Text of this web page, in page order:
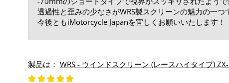
透過性と歪みの少なさがWRS製スクリーンの魅力の一つ
今後ともiMotorcycle Japanを宜しくお願いいたします！
WRS - ウインドスクリーン (レースハイタイプ)